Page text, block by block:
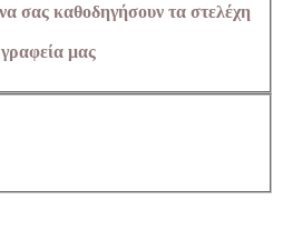
σας καθοδηγήσουν τα στελέχη
μας